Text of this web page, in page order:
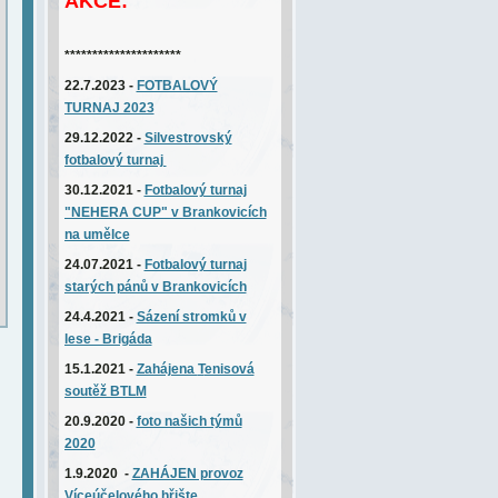
*********************
22.7.2023 - FOTBALOVÝ
TURNAJ 2023
29.12.2022 - Silvestrovský
fotbalový turnaj
30.12.2021 - Fotbalový turnaj
"NEHERA CUP" v Brankovicích
na umělce
24.07.2021 - Fotbalový turnaj
starých pánů v Brankovicích
24.4.2021 - Sázení stromků v
lese - Brigáda
15.1.2021 - Zahájena Tenisová
soutěž BTLM
20.9.2020 - foto našich týmů
2020
1.9.2020 - ZAHÁJEN provoz